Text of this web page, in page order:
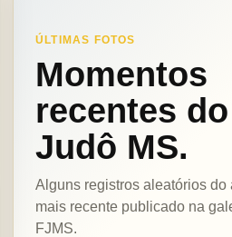
ÚLTIMAS FOTOS
Momentos
recentes do
Judô MS.
Alguns registros aleatórios do
mais recente publicado na
FJMS.